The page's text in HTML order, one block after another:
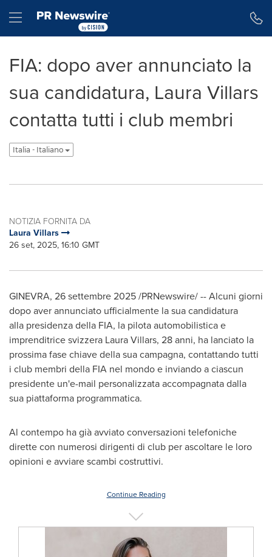
Hamburger menu
FIA: dopo aver annunciato la
sua candidatura, Laura Villars
contatta tutti i club membri
Italia - Italiano
NOTIZIA FORNITA DA
Laura Villars
26 set, 2025, 16:10 GMT
GINEVRA, 26 settembre 2025/PRNewswire/ -- Alcuni giorni
dopo aver annunciato ufficialmente la sua candidatura
alla presidenza della FIA, la pilota automobilistica e
imprenditrice svizzera Laura Villars, 28 anni, ha lanciato la
prossima fase chiave della sua campagna, contattando tutti
i club membri della FIA nel mondo e inviando a ciascun
presidente un'e-mail personalizzata accompagnata dalla
sua piattaforma programmatica.
Al contempo ha già avviato conversazioni telefoniche
dirette con numerosi dirigenti di club per ascoltare le loro
opinioni e avviare scambi costruttivi.
Continue Reading